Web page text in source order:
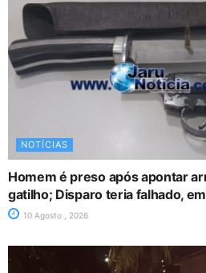
NOTÍCIAS
Homem é preso após apontar
gatilho; Disparo teria falhado,
10 Agosto , 2026